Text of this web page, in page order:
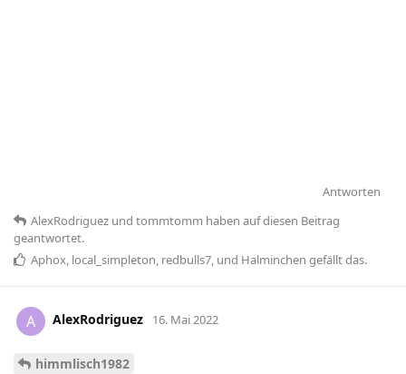
Antworten
AlexRodriguez und tommtomm haben auf diesen Beitrag
geantwortet.
Aphox local_simpleton redbulls7 , und Halminchen gefällt das.
A AlexRodriguez 16. Mai 2022
himmlisch1982